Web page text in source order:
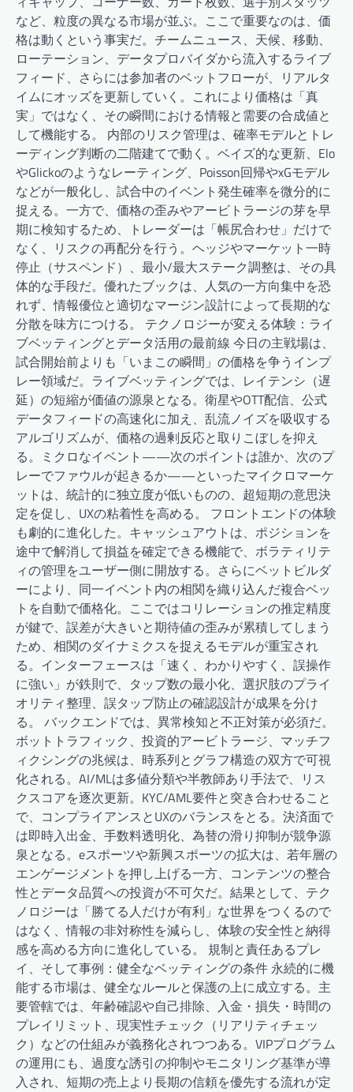
など、粒度の異なる市場が並ぶ。ここで重要なのは、価
格は動くという事実だ。チームニュース、天候、移動、
ローテーション、データプロバイダから流入するライブ
フィード、さらには参加者のベットフローが、リアルタ
イムにオッズを更新していく。これにより価格は「真
実」ではなく、その瞬間における情報と需要の合成値と
して機能する。 内部のリスク管理は、確率モデルとトレ
ーディング判断の二階建てで動く。ベイズ的な更新、Elo
やGlickoのようなレーティング、Poisson回帰やxGモデル
などが一般化し、試合中のイベント発生確率を微分的に
捉える。一方で、価格の歪みやアービトラージの芽を早
期に検知するため、トレーダーは「帳尻合わせ」だけで
なく、リスクの再配分を行う。ヘッジやマーケット一時
停止（サスペンド）、最小/最大ステーク調整は、その具
体的な手段だ。優れたブックは、人気の一方向集中を恐
れず、情報優位と適切なマージン設計によって長期的な
分散を味方につける。 テクノロジーが変える体験：ライ
ブベッティングとデータ活用の最前線 今日の主戦場は、
試合開始前よりも「いまこの瞬間」の価格を争うインプ
レー領域だ。ライブベッティングでは、レイテンシ（遅
延）の短縮が価値の源泉となる。衛星やOTT配信、公式
データフィードの高速化に加え、乱流ノイズを吸収する
アルゴリズムが、価格の過剰反応と取りこぼしを抑え
る。ミクロなイベント——次のポイントは誰か、次のプ
レーでファウルが起きるか——といったマイクロマーケ
ットは、統計的に独立度が低いものの、超短期の意思決
定を促し、UXの粘着性を高める。 フロントエンドの体験
も劇的に進化した。キャッシュアウトは、ポジションを
途中で解消して損益を確定できる機能で、ボラティリテ
ィの管理をユーザー側に開放する。さらにベットビルダ
ーにより、同一イベント内の相関を織り込んだ複合ベッ
トを自動で価格化。ここではコリレーションの推定精度
が鍵で、誤差が大きいと期待値の歪みが累積してしまう
ため、相関のダイナミクスを捉えるモデルが重宝され
る。インターフェースは「速く、わかりやすく、誤操作
に強い」が鉄則で、タップ数の最小化、選択肢のプライ
オリティ整理、誤タップ防止の確認設計が成果を分け
る。 バックエンドでは、異常検知と不正対策が必須だ。
ボットトラフィック、投資的アービトラージ、マッチフ
ィクシングの兆候は、時系列とグラフ構造の双方で可視
化される。AI/MLは多値分類や半教師あり手法で、リス
クスコアを逐次更新。KYC/AML要件と突き合わせること
で、コンプライアンスとUXのバランスをとる。決済面で
は即時入出金、手数料透明化、為替の滑り抑制が競争源
泉となる。eスポーツや新興スポーツの拡大は、若年層の
エンゲージメントを押し上げる一方、コンテンツの整合
性とデータ品質への投資が不可欠だ。結果として、テク
ノロジーは「勝てる人だけが有利」な世界をつくるので
はなく、情報の非対称性を減らし、体験の安全性と納得
感を高める方向に進化している。 規制と責任あるプレ
イ、そして事例：健全なベッティングの条件 永続的に機
能する市場は、健全なルールと保護の上に成立する。主
要管轄では、年齢確認や自己排除、入金・損失・時間の
プレイリミット、現実性チェック（リアリティチェッ
ク）などの仕組みが義務化されつつある。VIPプログラム
の運用にも、過度な誘引の抑制やモニタリング基準が導
入され、短期の売上より長期の信頼を優先する流れが定